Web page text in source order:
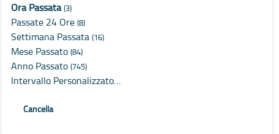
Ora Passata(3)
Passate 24 Ore (8)
Settimana Passata (16)
Mese Passato (84)
Anno Passato (745)
Intervallo Personalizzato…
Cancella